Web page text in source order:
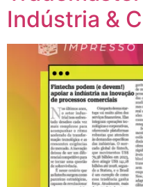
Indústria &